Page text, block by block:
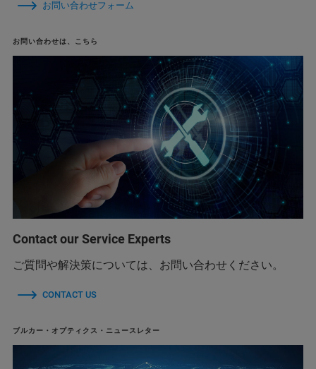
お問い合わせフォーム
お問い合わせは、こちら
Contact our Service Experts
ご質問や解決策については、お問い合わせください。
CONTACT US
ブルカー・オプティクス・ニュースレター